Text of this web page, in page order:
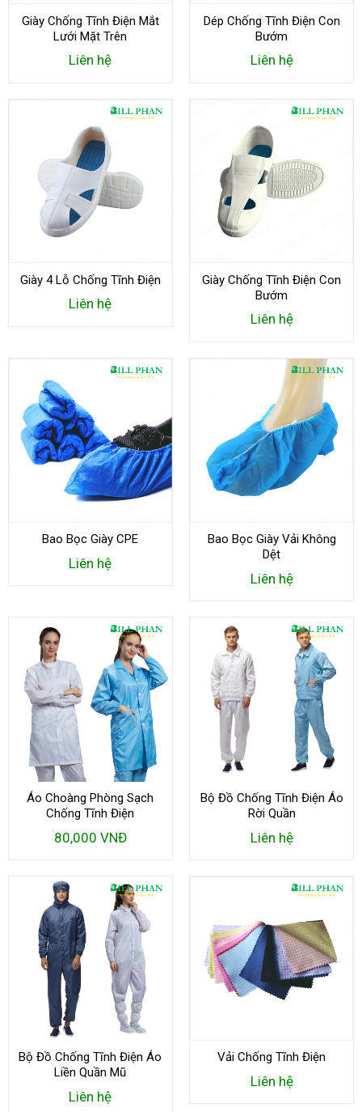
Giày Chống Tĩnh Điện Mắt
Lưới Mặt Trên
Liên hệ
Dép Chống Tĩnh Điện Con
Bướm
Liên hệ
Giày 4 Lỗ Chống Tĩnh Điện
Liên hệ
Giày Chống Tĩnh Điện Con
Bướm
Liên hệ
Bao Bọc Giày CPE
Liên hệ
Bao Bọc Giày Vải Không
Dệt
Liên hệ
Áo Choàng Phòng Sạch
Chống Tĩnh Điện
80,000 VNĐ
Bộ Đồ Chống Tĩnh Điện Áo
Rời Quần
Liên hệ
Bộ Đồ Chống Tĩnh Điện Áo
Liền Quần Mũ
Liên hệ
Vải Chống Tĩnh Điện
Liên hệ